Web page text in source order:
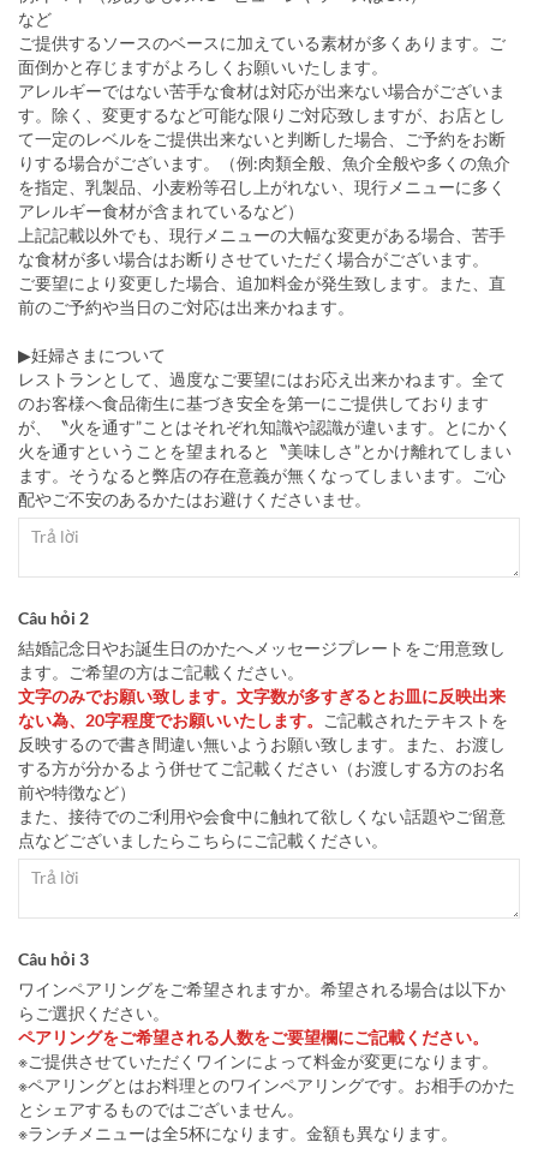
など
ご提供するソースのベースに加えている素材が多くあります。ご
面倒かと存じますがよろしくお願いいたします。
アレルギーではない苦手な食材は対応が出来ない場合がございま
す。除く、変更するなど可能な限りご対応致しますが、お店とし
て一定のレベルをご提供出来ないと判断した場合、ご予約をお断
りする場合がございます。（例:肉類全般、魚介全般や多くの魚介
を指定、乳製品、小麦粉等召し上がれない、現行メニューに多く
アレルギー食材が含まれているなど）
上記記載以外でも、現行メニューの大幅な変更がある場合、苦手
な食材が多い場合はお断りさせていただく場合がございます。
ご要望により変更した場合、追加料金が発生致します。また、直
前のご予約や当日のご対応は出来かねます。
▶妊婦さまについて
レストランとして、過度なご要望にはお応え出来かねます。全て
のお客様へ食品衛生に基づき安全を第一にご提供しております
が、〝火を通す”ことはそれぞれ知識や認識が違います。とにかく
火を通すということを望まれると〝美味しさ”とかけ離れてしまい
ます。そうなると弊店の存在意義が無くなってしまいます。ご心
配やご不安のあるかたはお避けくださいませ。
Câu hỏi 2
結婚記念日やお誕生日のかたへメッセージプレートをご用意致し
ます。ご希望の方はご記載ください。
文字のみでお願い致します。文字数が多すぎるとお皿に反映出来
ない為、20字程度でお願いいたします。
ご記載されたテキストを
反映するので書き間違い無いようお願い致します。また、お渡し
する方が分かるよう併せてご記載ください（お渡しする方のお名
前や特徴など）
また、接待でのご利用や会食中に触れて欲しくない話題やご留意
点などございましたらこちらにご記載ください。
Câu hỏi 3
ワインペアリングをご希望されますか。希望される場合は以下か
らご選択ください。
ペアリングをご希望される人数をご要望欄にご記載ください。
※ご提供させていただくワインによって料金が変更になります。
※ペアリングとはお料理とのワインペアリングです。お相手のかた
とシェアするものではございません。
※ランチメニューは全5杯になります。金額も異なります。